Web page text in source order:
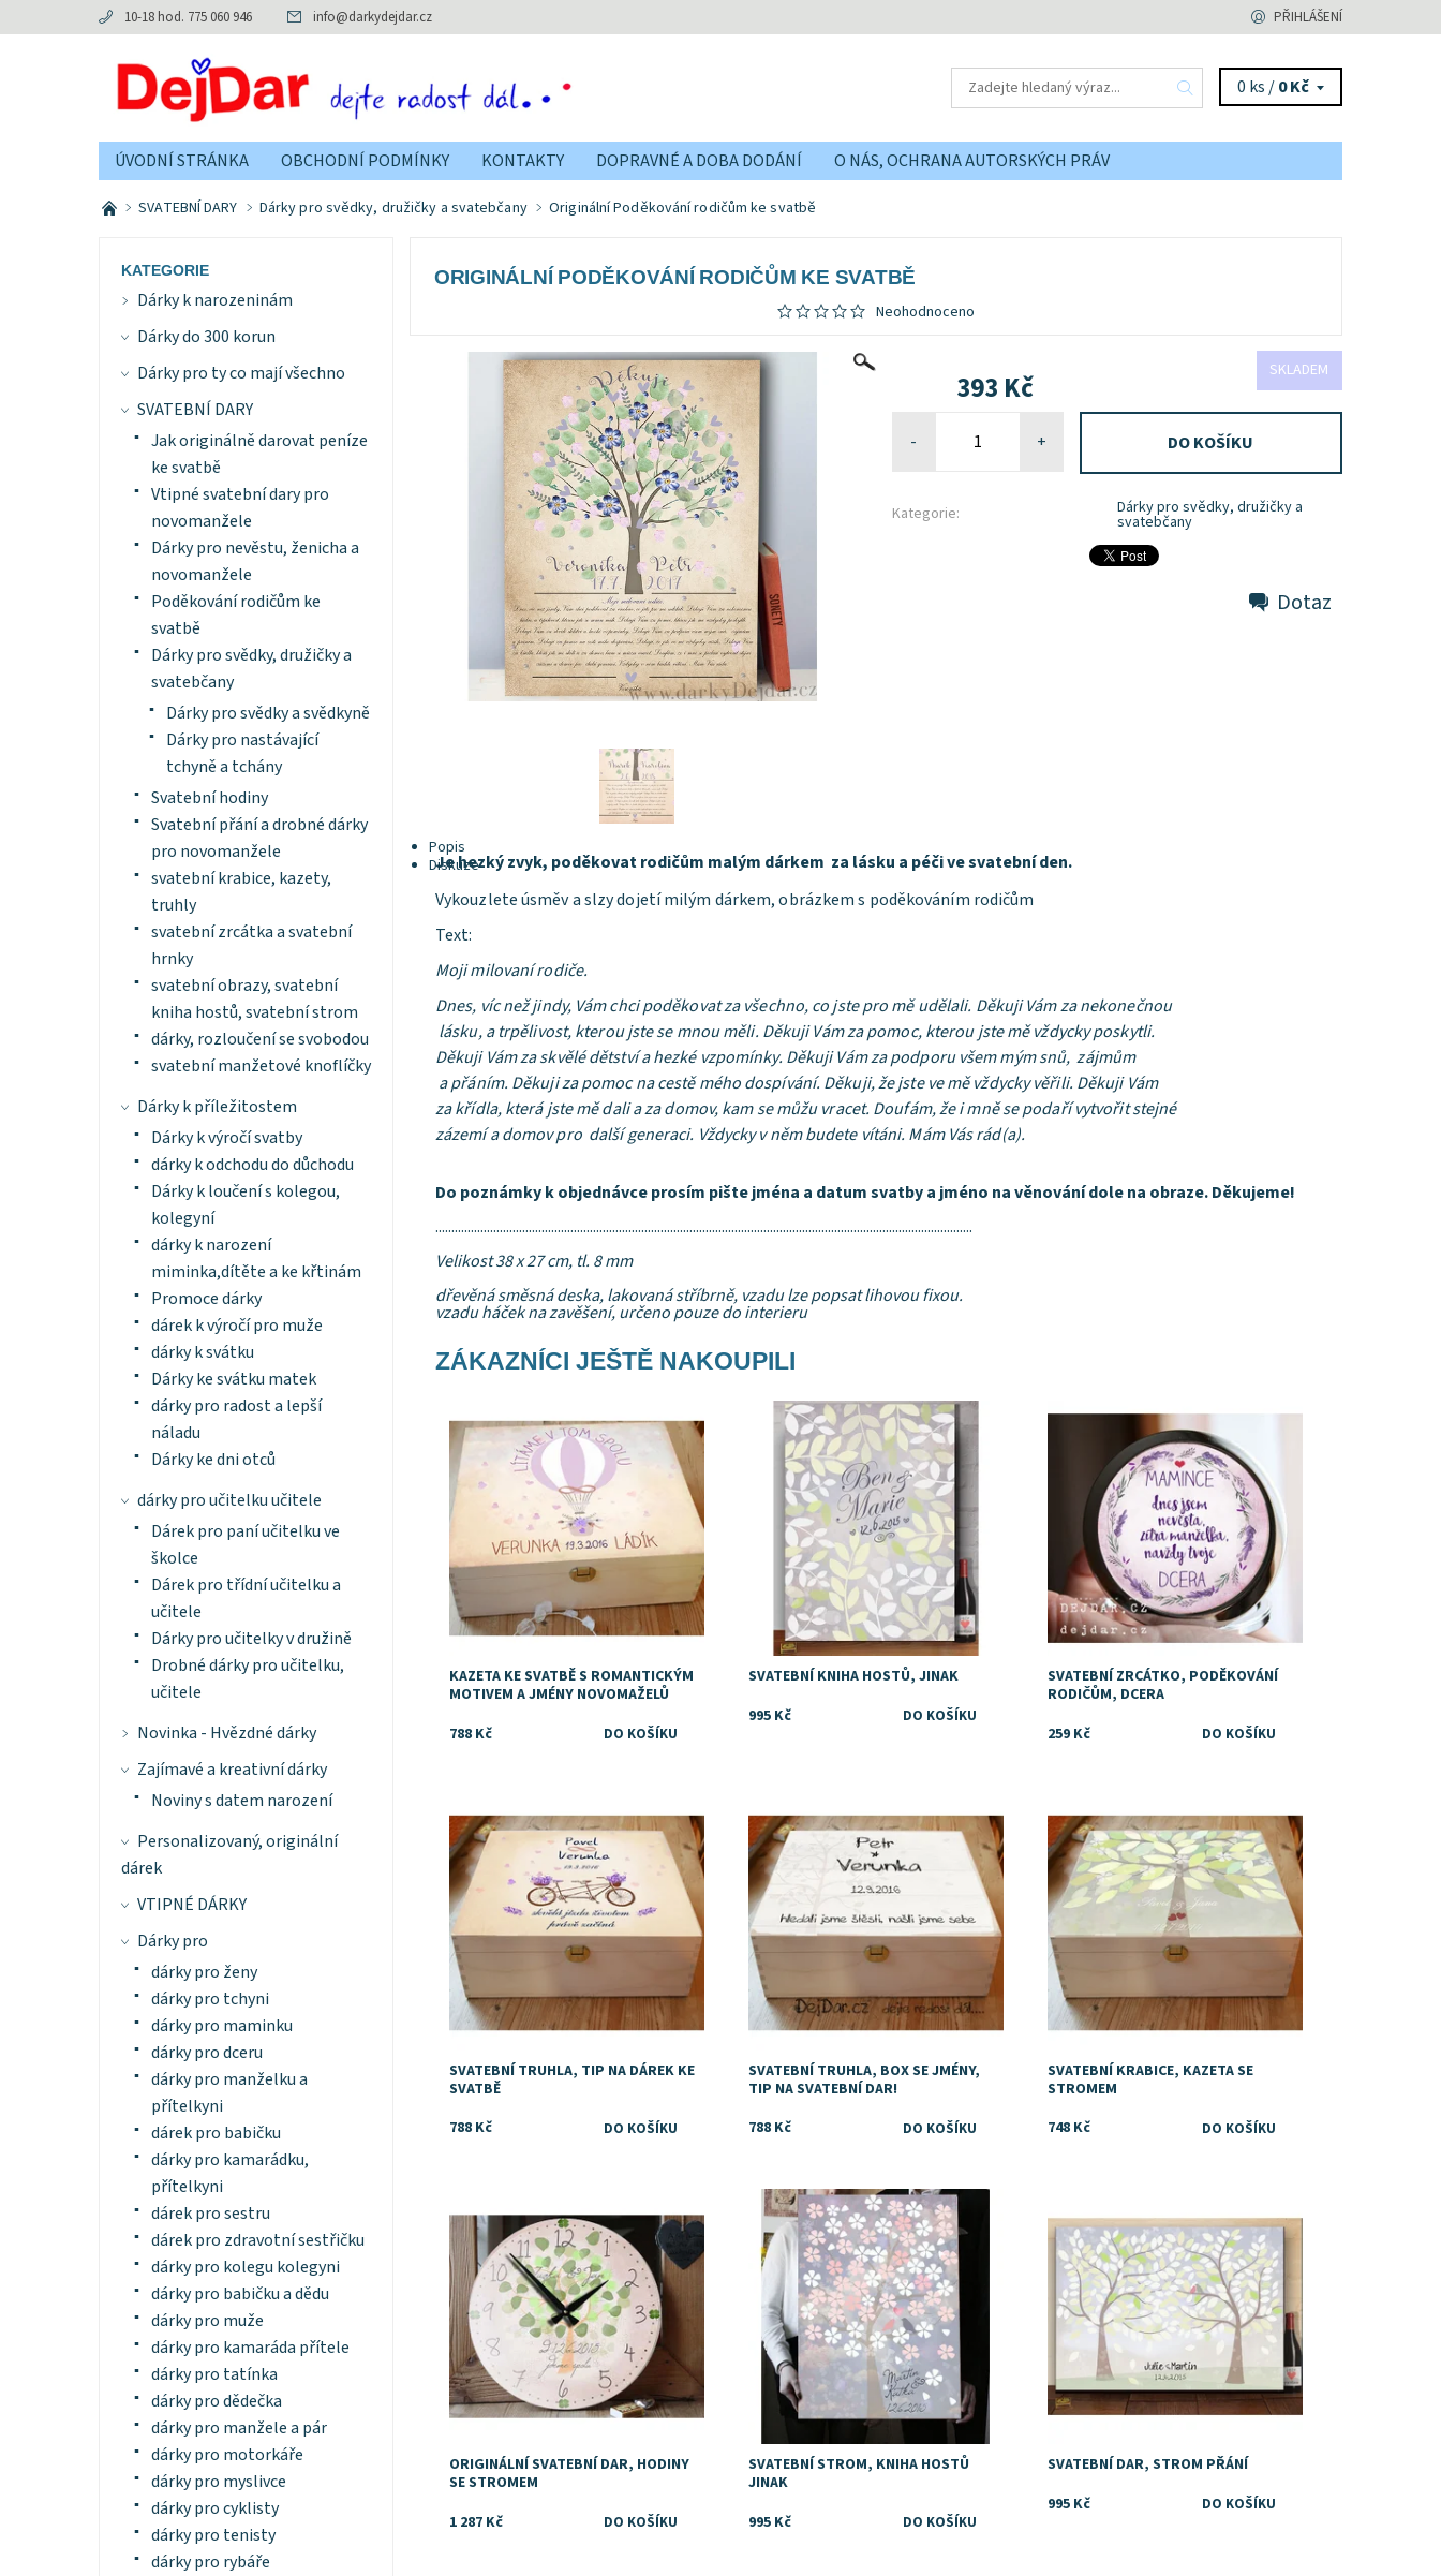
10-18 hod. 775 060 946 info@darkydejdar.cz PŘIHLÁŠENÍ
0 ks /0 Kč
ÚVODNÍ STRÁNKA OBCHODNÍ PODMÍNKY KONTAKTY DOPRAVNÉ A DOBA DODÁNÍ O NÁS, OCHRANA AUTORSKÝCH PRÁV
SVATEBNÍ DARY Dárky pro svědky, družičky a svatebčany Originální Poděkování rodičům ke svatbě
ORIGINÁLNÍ PODĚKOVÁNÍ RODIČŮM KE SVATBĚ
Neohodnoceno
SKLADEM
393 Kč
- +
Kategorie: Dárky pro svědky, družičky a
svatebčany
Dotaz
Popis
Diskuze
Je hezký zvyk, poděkovat rodičům malým dárkem za lásku a péči ve svatební den.
Vykouzlete úsměv a slzy dojetí milým dárkem, obrázkem s poděkováním rodičům
Text:
Moji milovaní rodiče.
Dnes, víc než jindy, Vám chci poděkovat za všechno, co jste pro mě udělali. Děkuji Vám za nekonečnou
lásku, a trpělivost, kterou jste se mnou měli. Děkuji Vám za pomoc, kterou jste mě vždycky poskytli.
Děkuji Vám za skvělé dětství a hezké vzpomínky. Děkuji Vám za podporu všem mým snů, zájmům
a přáním. Děkuji za pomoc na cestě mého dospívání. Děkuji, že jste ve mě vždycky věřili. Děkuji Vám
za křídla, která jste mě dali a za domov, kam se můžu vracet. Doufám, že i mně se podaří vytvořit stejné
zázemí a domov pro další generaci. Vždycky v něm budete vítáni. Mám Vás rád(a).
Do poznámky k objednávce prosím pište jména a datum svatby a jméno na věnování dole na obraze. Děkujeme!
.......................................................................................................................................................................
Velikost 38 x 27 cm, tl. 8 mm
dřevěná směsná deska, lakovaná stříbrně, vzadu lze popsat lihovou fixou.
vzadu háček na zavěšení, určeno pouze do interieru
ZÁKAZNÍCI JEŠTĚ NAKOUPILI
KAZETA KE SVATBĚ S ROMANTICKÝM
MOTIVEM A JMÉNY NOVOMAŽELŮ
788 Kč
Dostupnost: Skladem
SVATEBNÍ KNIHA HOSTŮ, JINAK
995 Kč
SVATEBNÍ ZRCÁTKO, PODĚKOVÁNÍ
RODIČŮM, DCERA
259 Kč
SVATEBNÍ TRUHLA, TIP NA DÁREK KE
SVATBĚ
788 Kč
SVATEBNÍ TRUHLA, BOX SE JMÉNY,
TIP NA SVATEBNÍ DAR!
788 Kč
SVATEBNÍ KRABICE, KAZETA SE
STROMEM
748 Kč
ORIGINÁLNÍ SVATEBNÍ DAR, HODINY
SE STROMEM
1 287 Kč
Dostupnost: Skladem
SVATEBNÍ STROM, KNIHA HOSTŮ
JINAK
995 Kč
SVATEBNÍ DAR, STROM PŘÁNÍ
995 Kč
KATEGORIE
Dárky k narozeninám
Dárky do 300 korun
Dárky pro ty co mají všechno
SVATEBNÍ DARY
Jak originálně darovat peníze
ke svatbě
Vtipné svatební dary pro
novomanžele
Dárky pro nevěstu, ženicha a
novomanžele
Poděkování rodičům ke
svatbě
Dárky pro svědky, družičky a
svatebčany
Dárky pro svědky a svědkyně
Dárky pro nastávající
tchyně a tchány
Svatební hodiny
Svatební přání a drobné dárky
pro novomanžele
svatební krabice, kazety,
truhly
svatební zrcátka a svatební
hrnky
svatební obrazy, svatební
kniha hostů, svatební strom
dárky, rozloučení se svobodou
svatební manžetové knoflíčky
Dárky k příležitostem
Dárky k výročí svatby
dárky k odchodu do důchodu
Dárky k loučení s kolegou,
kolegyní
dárky k narození
miminka,dítěte a ke křtinám
Promoce dárky
dárek k výročí pro muže
dárky k svátku
Dárky ke svátku matek
dárky pro radost a lepší
náladu
Dárky ke dni otců
dárky pro učitelku učitele
Dárek pro paní učitelku ve
školce
Dárek pro třídní učitelku a
učitele
Dárky pro učitelky v družině
Drobné dárky pro učitelku,
učitele
Novinka - Hvězdné dárky
Zajímavé a kreativní dárky
Noviny s datem narození
Personalizovaný, originální
dárek
VTIPNÉ DÁRKY
Dárky pro
dárky pro ženy
dárky pro tchyni
dárky pro maminku
dárky pro dceru
dárky pro manželku a
přítelkyni
dárek pro babičku
dárky pro kamarádku,
přítelkyni
dárek pro sestru
dárek pro zdravotní sestřičku
dárky pro kolegu kolegyni
dárky pro babičku a dědu
dárky pro muže
dárky pro kamaráda přítele
dárky pro tatínka
dárky pro dědečka
dárky pro manžele a pár
dárky pro motorkáře
dárky pro myslivce
dárky pro cyklisty
dárky pro tenisty
dárky pro rybáře